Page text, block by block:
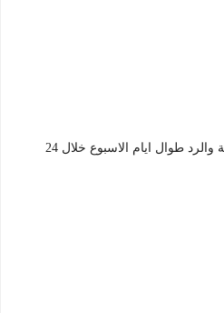
يوم الجمعة علي مدار 24 ساعة والرد طوال ايام الاسبوع خلال 24